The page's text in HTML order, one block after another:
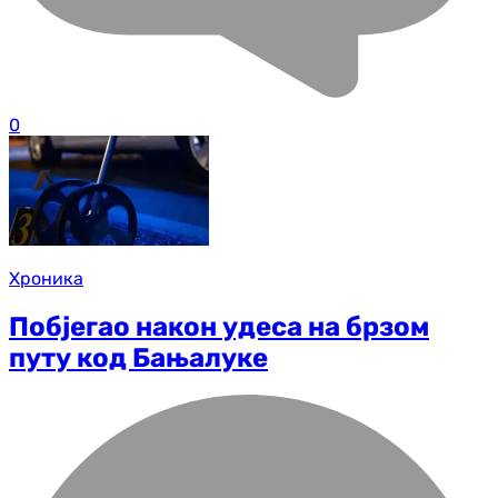
0
Хроника
Побјегао након удеса на брзом
путу код Бањалуке